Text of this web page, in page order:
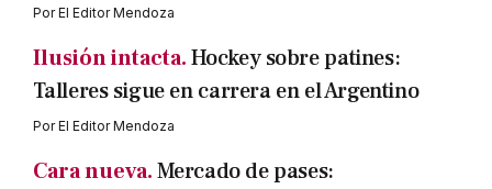
PorEl Editor Mendoza
Ilusión intacta.Hockey sobre patines:
Talleres sigue en carrera en el Argentino
PorEl Editor Mendoza
Cara nueva.Mercado de pases: